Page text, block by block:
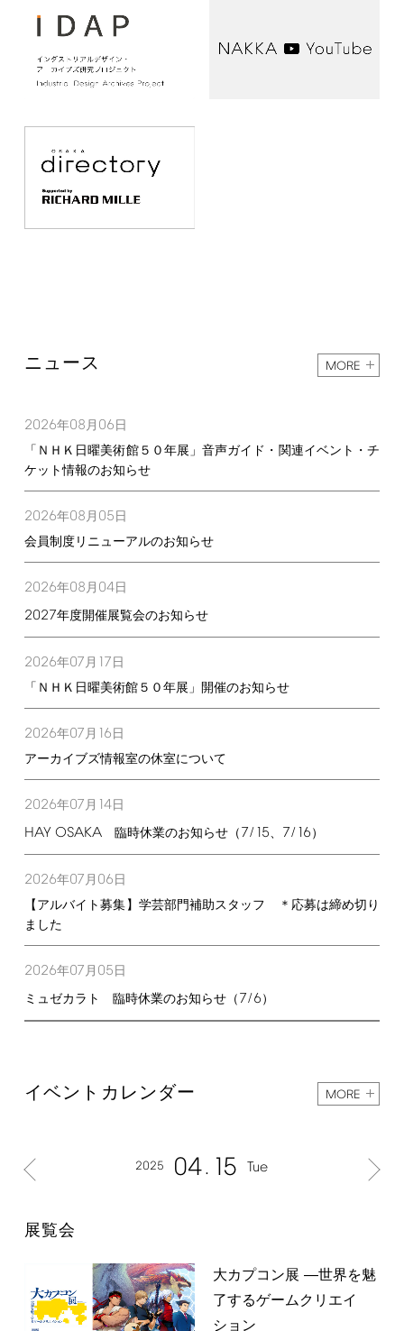
ニュース MORE
2026年08月 06日
「ＮＨＫ日曜美術館５０年展」音声ガイド・関連イベント・チ
ケット情報のお知らせ
2026年08月 05日
会員制度リニューアルのお知らせ
2026年08月 04日
2027年度開催展覧会のお知らせ
2026年07月 17日
「ＮＨＫ日曜美術館５０年展」開催のお知らせ
2026年07月 16日
アーカイブズ情報室の休室について
2026年07月 14日
HAY OSAKA臨時休業のお知らせ（7/15、 7/16）
2026年07月 06日
【アルバイト募集】学芸部門補助スタッフ ＊応募は締め切り
ました
2026年07月 05日
ミュゼカラト 臨時休業のお知らせ（7/6）
イベントカレンダー MORE
2025 04 15 Tue
展覧会
大カプコン展 ―世界を魅
了するゲームクリエイ
ション